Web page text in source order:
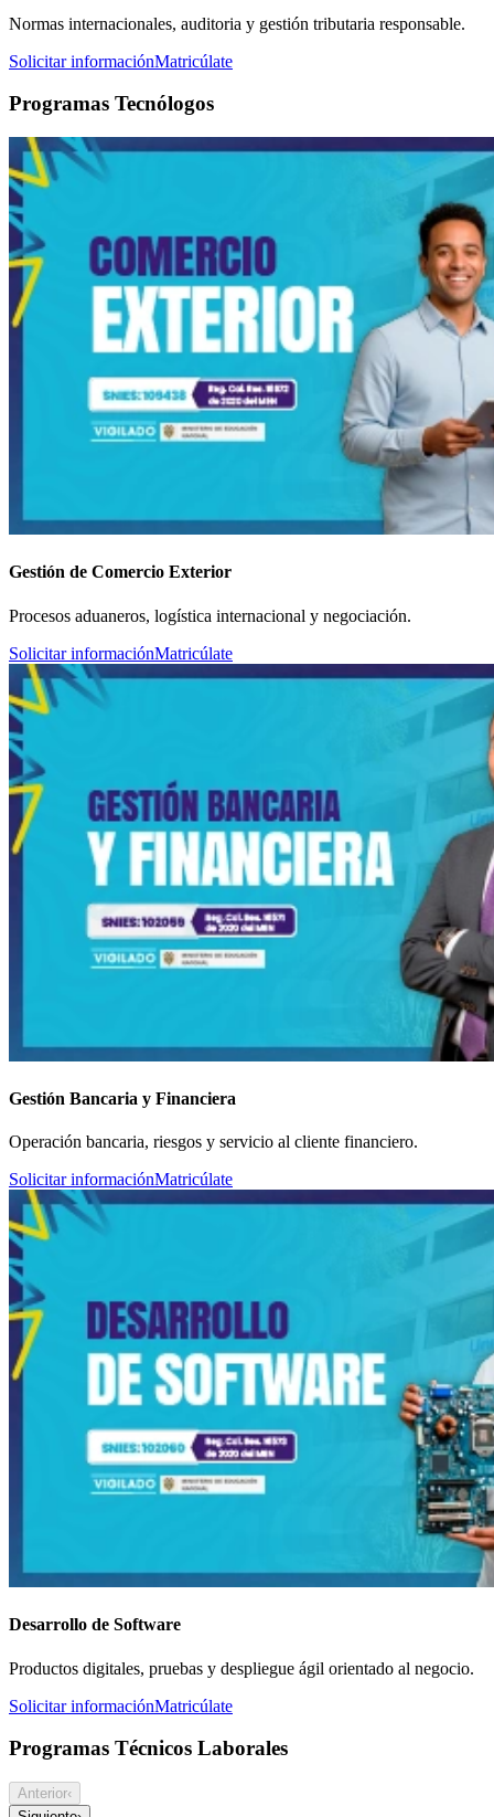
Normas internacionales, auditoria y gestión tributaria responsable.
Solicitar informaciónMatricúlate
Programas Tecnólogos
Gestión de Comercio Exterior
Procesos aduaneros, logística internacional y negociación.
Solicitar informaciónMatricúlate
Gestión Bancaria y Financiera
Operación bancaria, riesgos y servicio al cliente financiero.
Solicitar informaciónMatricúlate
Desarrollo de Software
Productos digitales, pruebas y despliegue ágil orientado al negocio.
Solicitar informaciónMatricúlate
Programas Técnicos Laborales
Anterior‹